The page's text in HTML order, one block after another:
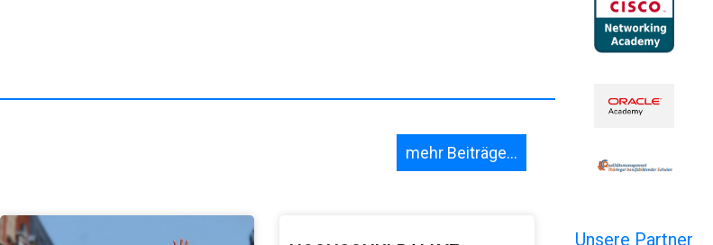
mehr Beiträge...
Unsere Partner